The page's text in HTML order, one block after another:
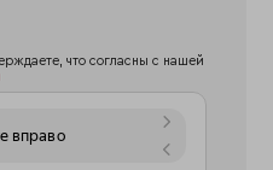
что согласны с нашей